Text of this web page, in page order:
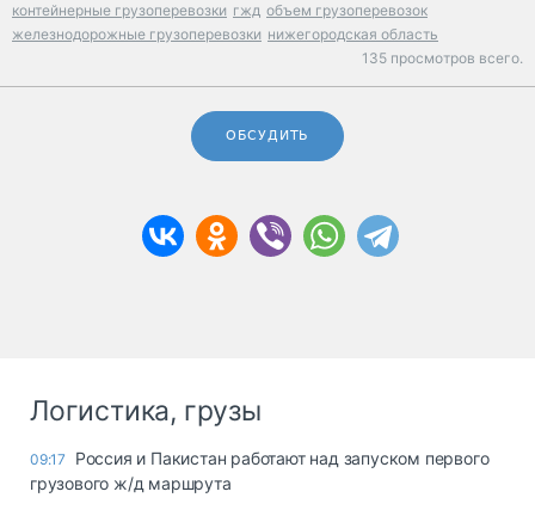
контейнерные грузоперевозки гжд объем грузоперевозок
железнодорожные грузоперевозки нижегородская область
135 просмотров всего.
ОБСУДИТЬ
Логистика, грузы
09:17
Россия и Пакистан работают над запуском первого
грузового ж/д маршрута